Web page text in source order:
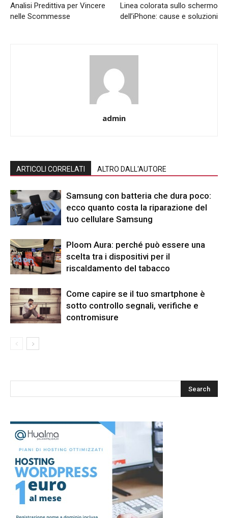
Analisi Predittiva per Vincere
nelle Scommesse
Linea colorata sullo schermo
dell’iPhone: cause e soluzioni
admin
ARTICOLI CORRELATI ALTRO DALL'AUTORE
Samsung con batteria che dura poco:
ecco quanto costa la riparazione del
tuo cellulare Samsung
Ploom Aura: perché può essere una
scelta tra i dispositivi per il
riscaldamento del tabacco
Come capire se il tuo smartphone è
sotto controllo segnali, verifiche e
contromisure